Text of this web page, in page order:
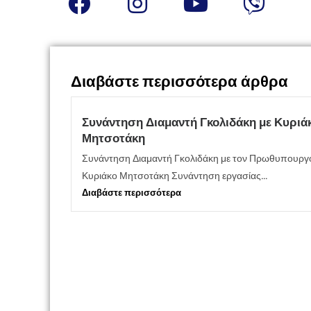
Διαβάστε περισσότερα άρθρα
Συνάντηση Διαμαντή Γκολιδάκη με
Μητσοτάκη
Συνάντηση Διαμαντή Γκολιδάκη με τον
Κυριάκο Μητσοτάκη Συνάντηση εργασίας...
Διαβάστε περισσότερα